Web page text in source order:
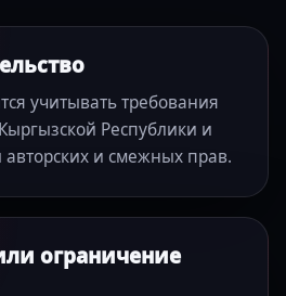
учитывать требования
Республики и
и смежных прав.
ограничение